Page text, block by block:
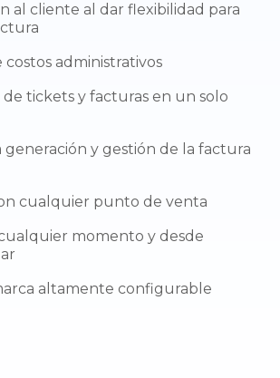
al cliente al dar flexibilidad para
costos administrativos
tickets y facturas en un solo
y gestión de la factura
cualquier punto de venta
momento y desde
altamente configurable